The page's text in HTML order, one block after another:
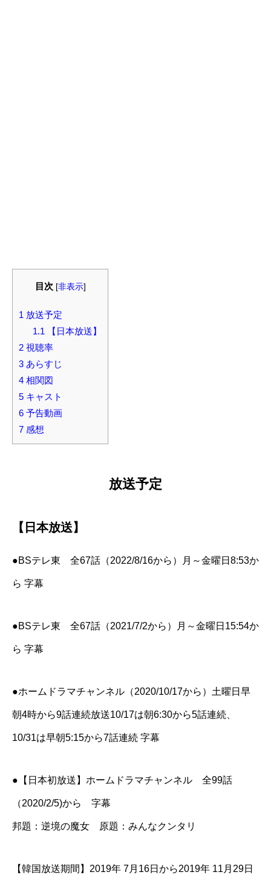
目次 [非表示]
1 放送予定
1.1 【日本放送】
2 視聴率
3 あらすじ
4 相関図
5 キャスト
6 予告動画
7 感想
放送予定
【日本放送】
●BSテレ東 全67話（2022/8/16から）月～金曜日8:53か
ら 字幕
●BSテレ東 全67話（2021/7/2から）月～金曜日15:54か
ら 字幕
●ホームドラマチャンネル（2020/10/17から）土曜日早
朝4時から9話連続放送10/17は朝6:30から5話連続、
10/31は早朝5:15から7話連続 字幕
●【日本初放送】ホームドラマチャンネル 全99話
（2020/2/5)から 字幕
邦題：逆境の魔女 原題：みんなクンタリ
【韓国放送期間】2019年 7月16日から2019年 11月29日